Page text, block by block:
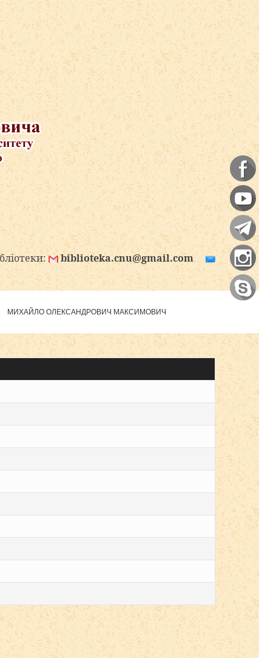
biblioteka.cnu@gmail.com
МИХАЙЛО ОЛЕКСАНДРОВИЧ МАКСИМОВИЧ